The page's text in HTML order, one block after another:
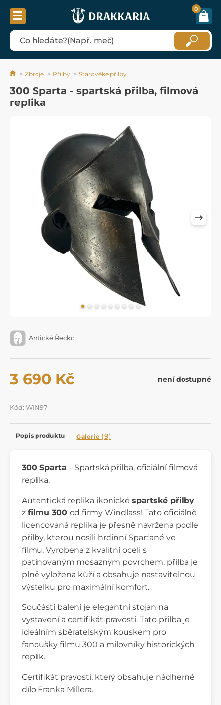
0
Zbroje Přilby Starověké přilby
300 Sparta - spartská přilba, filmová
replika
Antické Řecko
3 690 Kč není dostupné
Kód: WIN97
Popis produktu Galerie (9)
300 Sparta – Spartská přilba, oficiální filmová
replika.
Autentická replika ikonické spartské přilby
z filmu 300 od firmy Windlass! Tato oficiálně
licencovaná replika je přesně navržena podle
přilby, kterou nosili hrdinní Sparťané ve
filmu. Vyrobena z kvalitní oceli s
patinovaným mosazným povrchem, přilba je
plně vyložena kůží a obsahuje nastavitelnou
výstelku pro maximální komfort.
Součástí balení je elegantní stojan na
vystavení a certifikát pravosti. Tato přilba je
ideálním sběratelským kouskem pro
fanoušky filmu 300 a milovníky historických
replik.
Certifikát pravosti, který obsahuje nádherné
dílo Franka Millera.